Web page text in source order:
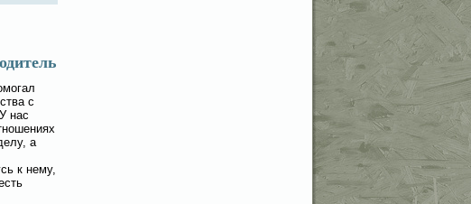
с
нас
а
к нему,